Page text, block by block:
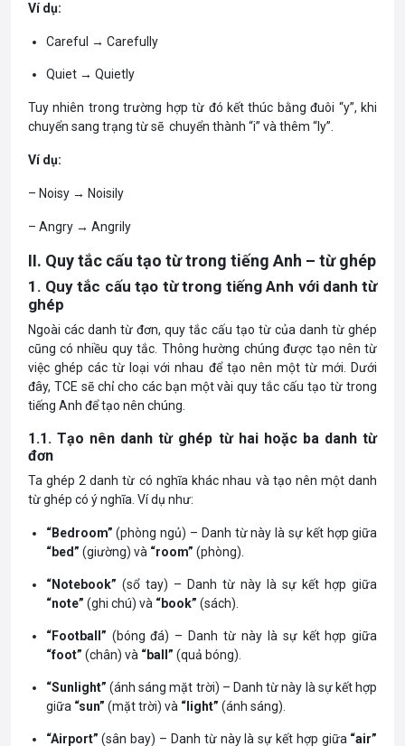
Ví dụ:
Careful → Carefully
Quiet → Quietly
Tuy nhiên trong trường hợp từ đó kết thúc bằng đuôi “y”, khi
chuyển sang trạng từ sẽ chuyển thành “i” và thêm “ly”.
Ví dụ:
– Noisy → Noisily
– Angry → Angrily
II. Quy tắc cấu tạo từ trong tiếng Anh – từ ghép
1. Quy tắc cấu tạo từ trong tiếng Anh với danh từ
ghép
Ngoài các danh từ đơn, quy tắc cấu tạo từ của danh từ ghép
cũng có nhiều quy tắc. Thông hường chúng được tạo nên từ
việc ghép các từ loại với nhau để tạo nên một từ mới. Dưới
đây, TCE sẽ chỉ cho các bạn một vài quy tắc cấu tạo từ trong
tiếng Anh để tạo nên chúng.
1.1. Tạo nên danh từ ghép từ hai hoặc ba danh từ
đơn
Ta ghép 2 danh từ có nghĩa khác nhau và tạo nên một danh
từ ghép có ý nghĩa. Ví dụ như:
“Bedroom” (phòng ngủ) – Danh từ này là sự kết hợp giữa
“bed” (giường) và “room” (phòng).
“Notebook” (sổ tay) – Danh từ này là sự kết hợp giữa
“note” (ghi chú) và “book” (sách).
“Football” (bóng đá) – Danh từ này là sự kết hợp giữa
“foot” (chân) và “ball” (quả bóng).
“Sunlight” (ánh sáng mặt trời) – Danh từ này là sự kết hợp
giữa “sun” (mặt trời) và “light” (ánh sáng).
“Airport” (sân bay) – Danh từ này là sự kết hợp giữa “air”